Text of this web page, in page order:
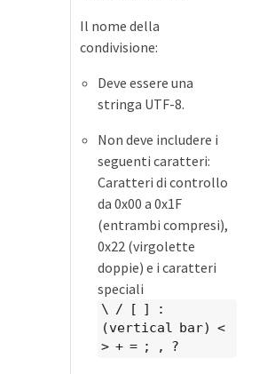
Il nome della
condivisione:
Deve essere una
stringa UTF-8.
Non deve includere i
seguenti caratteri:
Caratteri di controllo
da 0x00 a 0x1F
(entrambi compresi),
0x22 (virgolette
doppie) e i caratteri
speciali
\ / [ ] :
(vertical bar) <
> + = ; , ?